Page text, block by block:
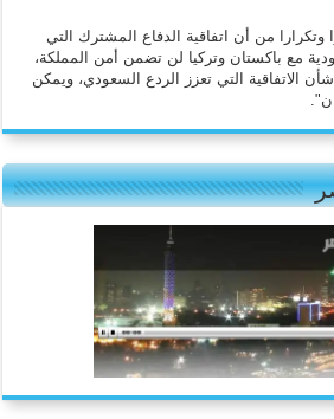
من أن اتفاقية الدفاع المشترك التي
مع باكستان وتركيا لن تضمن أمن المملكة،
الاتفاقية التي تعزز الردع السعودي، ويمكن